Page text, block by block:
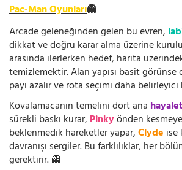
Pac-Man Oyunları👻
Arcade geleneğinden gelen bu evren,
dikkat ve doğru karar alma üzerine
arasında ilerlerken hedef, harita
temizlemektir. Alan yapısı basit
payı azalır ve rota seçimi daha
Kovalamacanın temelini dört ana hayalet
sürekli baskı kurar, Pinkyönden
beklenmedik hareketler yapar,Clyde ise
davranışı sergiler. Bu farklılıklar, her
gerektirir. 👻